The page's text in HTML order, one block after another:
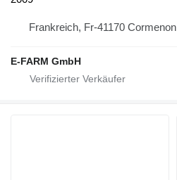
Frankreich, Fr-41170 Cormenon
E-FARM GmbH